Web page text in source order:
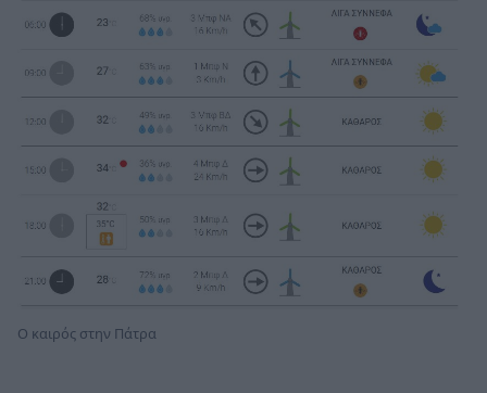
Ο καιρός στην Πάτρα